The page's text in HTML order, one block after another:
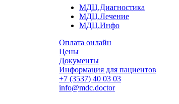
МДЦ.Диагностика
МДЦ.Лечение
МДЦ.Инфо
Оплата онлайн
Цены
Документы
Информация для пациентов
+7 (3537) 40 03 03
info@mdc.doctor